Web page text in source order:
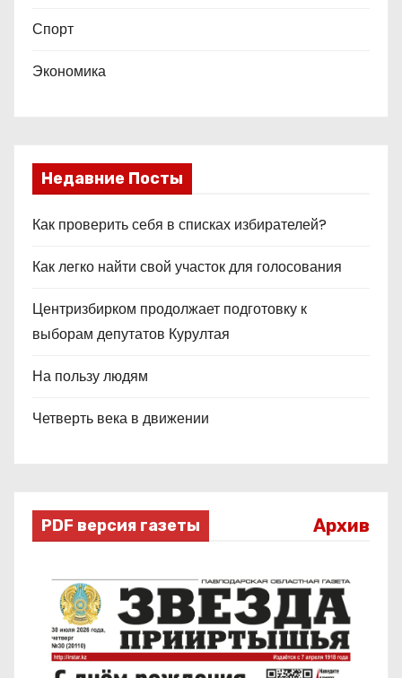
Спорт
Экономика
Недавние Посты
Как проверить себя в списках избирателей?
Как легко найти свой участок для голосования
Центризбирком продолжает подготовку к
выборам депутатов Курултая
На пользу людям
Четверть века в движении
PDF версия газеты Архив